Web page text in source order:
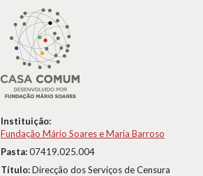
Instituição:
Fundação Mário Soares e Maria Barroso
Pasta:07419.025.004
Título:Direcção dos Serviços de Censura